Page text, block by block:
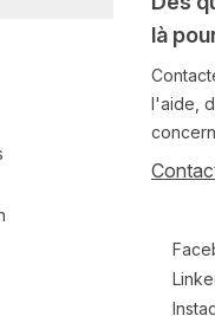
là
l'aide,